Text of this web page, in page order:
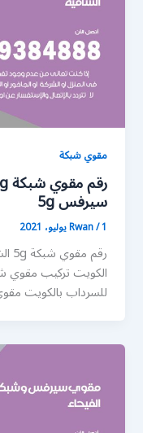
مقوي شبكة
سيرفس 5g
Rwan/1 يوليو، 2021
الكويت تركيب
للسرداب بالكويت